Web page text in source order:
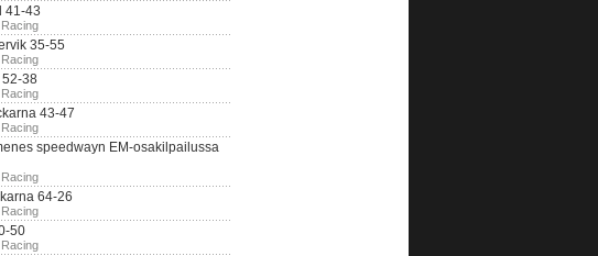
41-43
35-55
52-38
43-47
speedwayn EM-osakilpailussa
64-26
50